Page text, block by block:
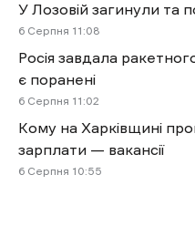
У Лозовій загинули та
6 Cерпня 11:08
Росія завдала
є поранені
6 Cерпня 11:02
Кому на Харківщині
зарплати — вакансії
6 Cерпня 10:55